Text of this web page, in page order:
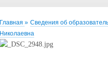
Главная » Сведения об
Николаевна